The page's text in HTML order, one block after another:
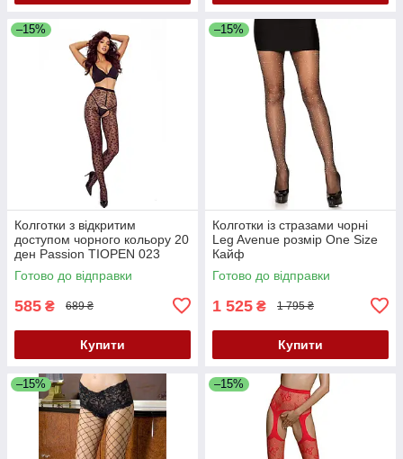
–15%
Колготки з відкритим
доступом чорного кольору 20
ден Passion TIOPEN 023
розміри 1/2 Кайф
Готово до відправки
585 ₴ 689 ₴
Купити
–15%
Колготки із стразами чорні
Leg Avenue розмір One Size
Кайф
Готово до відправки
1 525 ₴ 1 795 ₴
Купити
–15% –15%